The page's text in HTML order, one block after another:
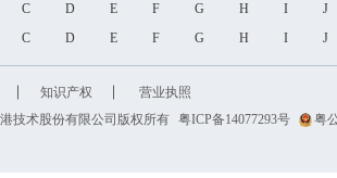
C D E F G H I
C D E F G H I
知识产权
营业执照
技术股份有限公司版权所有 粤ICP备14077293号 粤